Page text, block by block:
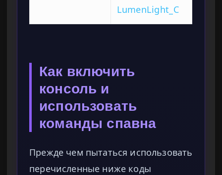
LumenLight_C
Как включить
консоль и
использовать
команды спавна
Прежде чем пытаться использовать
перечисленные ниже коды